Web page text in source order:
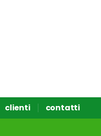
clienti contatti